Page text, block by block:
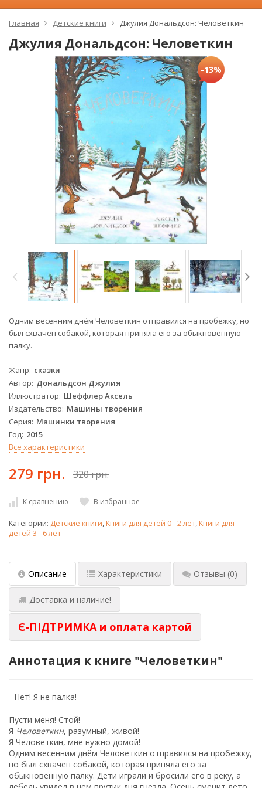
Главная Детские книги Джулия Дональдсон: Человеткин
Джулия Дональдсон: Человеткин
-13%
Одним весенним днём Человеткин отправился на пробежку, но
был схвачен собакой, которая приняла его за обыкновенную
палку.
Жанр сказки
Автор Дональдсон Джулия
Иллюстратор Шеффлер Аксель
Издательство Машины творения
Серия Машинки творения
Год 2015
Все характеристики
279 грн. 320 грн.
К сравнению В избранное
Категории: Детские книги,Книги для детей 0 - 2 лет,Книги для
детей 3 - 6 лет
Описание Характеристики Отзывы (0)
Доставка и наличие!
Є-ПІДТРИМКА и оплата картой
Аннотация к книге "Человеткин"
- Нет! Я не палка!
Пусти меня! Стой!
Я Человеткин, разумный, живой!
Я Человеткин, мне нужно домой!
Одним весенним днём Человеткин отправился на пробежку,
но был схвачен собакой, которая приняла его за
обыкновенную палку. Дети играли и бросили его в реку, а